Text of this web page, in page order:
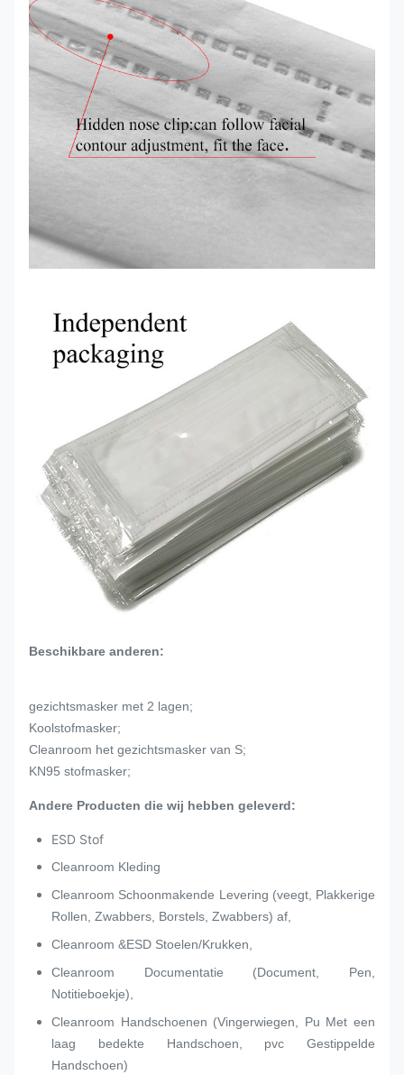
Beschikbare anderen:
gezichtsmasker met 2 lagen;
Koolstofmasker;
Cleanroom het gezichtsmasker van S;
KN95 stofmasker;
Andere Producten die wij hebben geleverd:
ESD Stof
Cleanroom Kleding
Cleanroom Schoonmakende Levering (veegt, Plakkerige
Rollen, Zwabbers, Borstels, Zwabbers) af,
Cleanroom &ESD Stoelen/Krukken,
Cleanroom Documentatie (Document, Pen,
Notitieboekje),
Cleanroom Handschoenen (Vingerwiegen, Pu Met een
laag bedekte Handschoen, pvc Gestippelde
Handschoen)